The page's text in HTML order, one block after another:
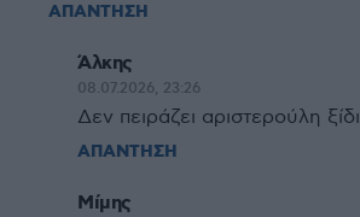
ΑΠΑΝΤΗΣΗ
Άλκης
08.07.2026, 23:26
Δεν πειράζει αριστερούλη ξίδι
ΑΠΑΝΤΗΣΗ
Μίμης